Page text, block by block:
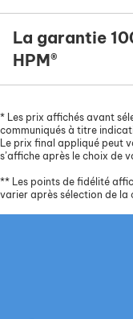
La garantie
HPM®
* Les prix affichés avant
communiqués à titre
Le prix final appliqué peut
s’affiche après le choix de
** Les points de fidélité
varier après sélection de la